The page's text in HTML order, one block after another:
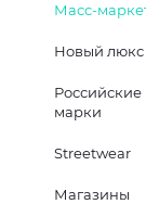
Масс-
Новый люкс
Российские
марки
Streetwear
Магазины